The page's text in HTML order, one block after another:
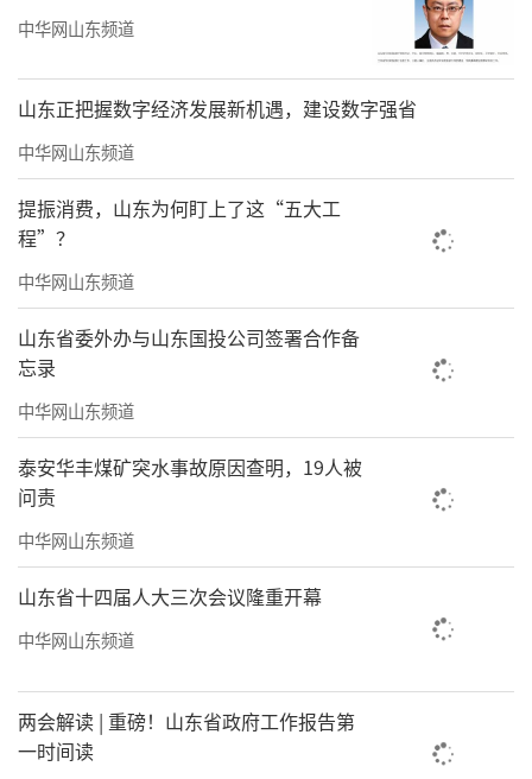
中华网山东频道
山东正把握数字经济发展新机遇，建设数字强省
中华网山东频道
提振消费，山东为何盯上了这“五大工
程”？
中华网山东频道
山东省委外办与山东国投公司签署合作备
忘录
中华网山东频道
泰安华丰煤矿突水事故原因查明，19人被
问责
中华网山东频道
山东省十四届人大三次会议隆重开幕
中华网山东频道
两会解读 | 重磅！山东省政府工作报告第
一时间读